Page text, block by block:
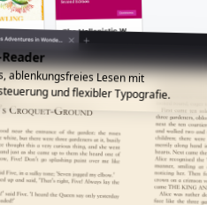
ablenkungsfreies Lesen mit
und flexibler Typografie.